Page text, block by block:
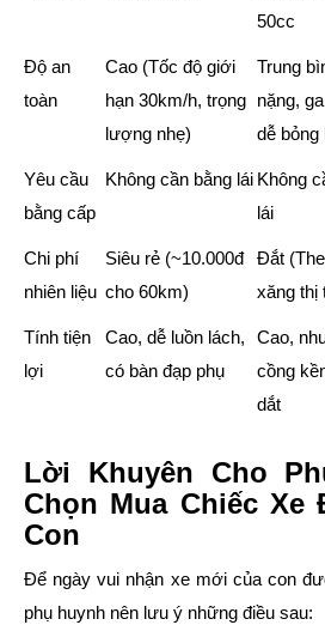
50cc
Độ an
toàn
Cao (Tốc độ giới
hạn 30km/h, trọng
lượng nhẹ)
Trung
nặng,
dễ bỏng
Yêu cầu
bằng cấp
Không cần bằng lái Không
lái
Chi phí
nhiên liệu
Siêu rẻ (~10.000đ
cho 60km)
Đắt
xăng thị
Tính tiện
lợi
Cao, dễ luồn lách,
có bàn đạp phụ
Cao,
cồng
dắt
Lời Khuyên Cho
Chọn Mua Chiếc Xe
Con
Để ngày vui nhận xe mới của con
phụ huynh nên lưu ý những điều sau: